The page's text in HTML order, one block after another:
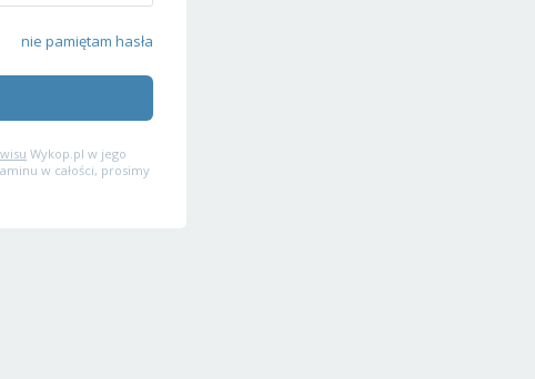
nie pamiętam hasła
Wykop.pl w jego
w całości, prosimy